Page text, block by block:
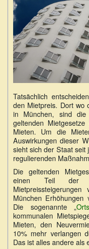
Tatsächlich
den Mietpreis. Dort wo
in München, sind
geltenden
Mieten. Um die
Auswirkungen dieser
sieht sich der Staat seit
regulierenden
Die geltenden
einen Teil der
München
Die sogenannte „
kommunalen
Mieten, den
10% mehr verlangen
Das ist alles andere als